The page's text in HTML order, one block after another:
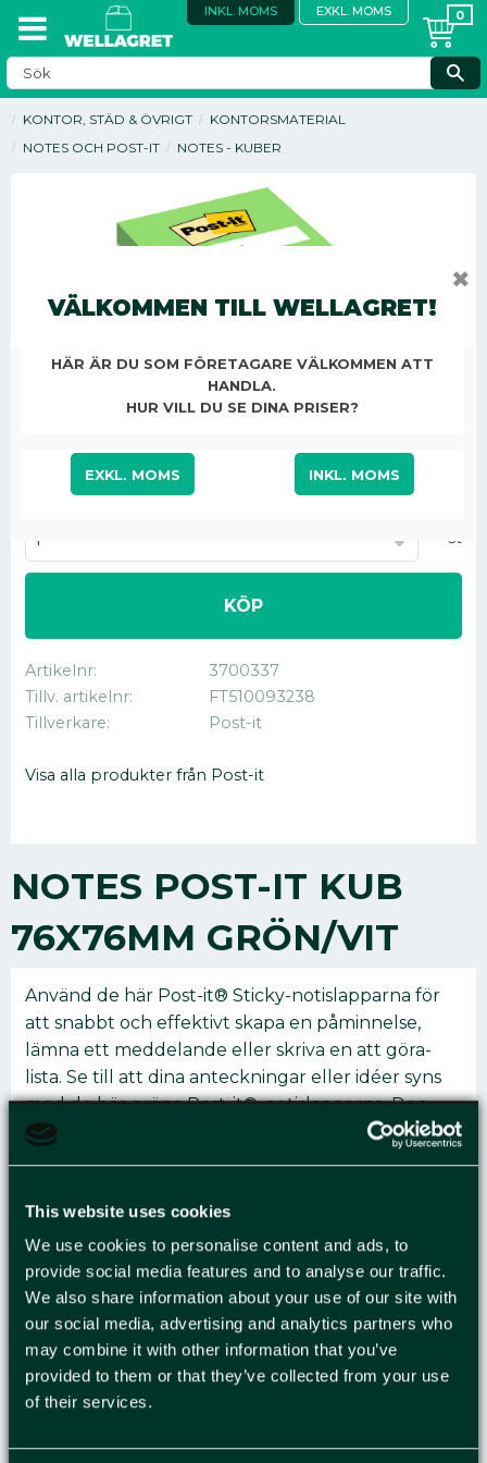
This website uses cookies
We use cookies to personalise content and ads, to
provide social media features and to analyse our traffic.
We also share information about your use of our site with
our social media, advertising and analytics partners who
may combine it with other information that you’ve
provided to them or that they’ve collected from your use
of their services.
INKL. MOMS EXKL. MOMS
KONTOR, STÄD & ÖVRIGT
KONTORSMATERIAL
NOTES OCH POST-IT
NOTES - KUBER
122,13KR /ST
st
KÖP
Artikelnr
3700337
Tillv. artikelnr
FT510093238
Tillverkare
Post-it
Visa alla produkter från Post-it
NOTES POST-IT KUB
76X76MM GRÖN/VIT
Använd de här Post-it® Sticky-notislapparna för
att snabbt och effektivt skapa en påminnelse,
lämna ett meddelande eller skriva en att göra-
lista. Se till att dina anteckningar eller idéer syns
med de här gröna Post-it®-notislapparna. Den
här kuben med notislappar är den perfekta
tillverkade av PEFC™-certifierade pappersfibrer
och är ett miljömedvetet val för dina
anteckningsbehov. Post-it®-notislappar är
mycket mångsidiga och kan användas till mycket,
från att snabbt skriva ner ett telefonnummer och
en att göra-lista, till att anteckna idéer och lämna
meddelanden till kollegor, vänner och familj. Med
de flyttbara notislapparna kan du enkelt fästa, ta
VÄLKOMMEN TILL WELLAGRET!
HÄR ÄR DU SOM FÖRETAGARE VÄLKOMMEN ATT
HANDLA.
HUR VILL DU SE DINA PRISER?
EXKL. MOMS INKL. MOMS
✖